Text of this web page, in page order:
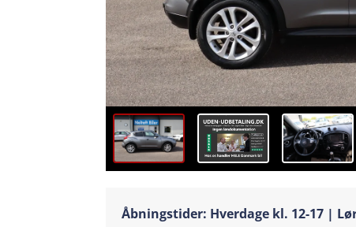
Åbningstider: Hverdage kl. 12-17 |